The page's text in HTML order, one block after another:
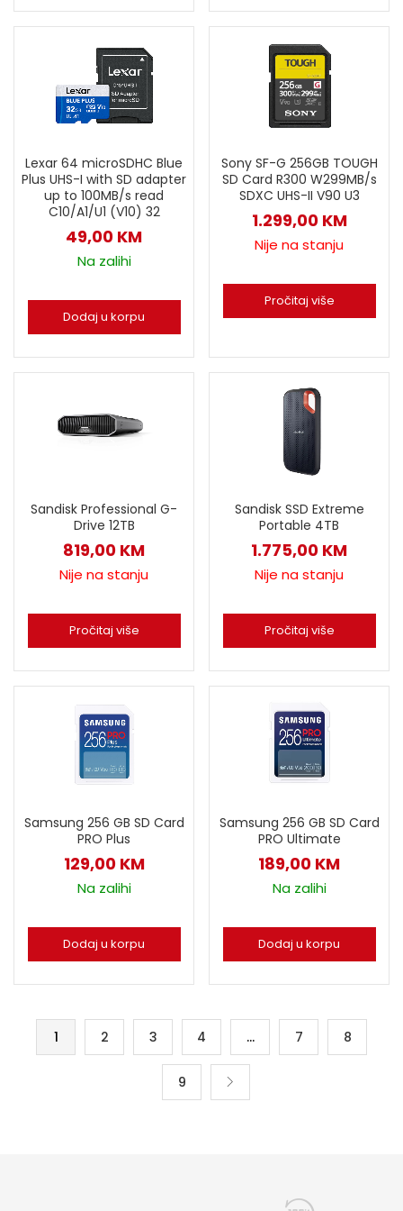
Lexar 64 microSDHC Blue
Plus UHS-I with SD adapter
up to 100MB/s read
C10/A1/U1 (V10) 32
49,00 KM
Na zalihi
Dodaj u korpu
Sony SF-G 256GB TOUGH
SD Card R300 W299MB/s
SDXC UHS-II V90 U3
1.299,00 KM
Nije na stanju
Pročitaj više
Sandisk Professional G-
Drive 12TB
819,00 KM
Nije na stanju
Pročitaj više
Sandisk SSD Extreme
Portable 4TB
1.775,00 KM
Nije na stanju
Pročitaj više
Samsung 256 GB SD Card
PRO Plus
129,00 KM
Na zalihi
Dodaj u korpu
Samsung 256 GB SD Card
PRO Ultimate
189,00 KM
Na zalihi
Dodaj u korpu
1 2 3 4 … 7 8
9